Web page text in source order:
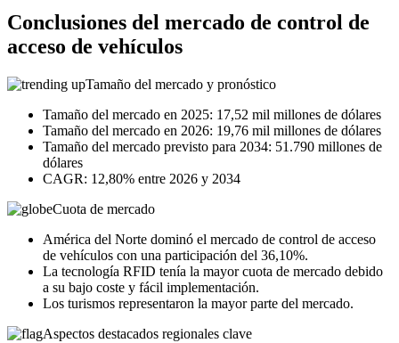
Conclusiones del mercado de control de
acceso de vehículos
Tamaño del mercado y pronóstico
Tamaño del mercado en 2025: 17,52 mil millones de dólares
Tamaño del mercado en 2026: 19,76 mil millones de dólares
Tamaño del mercado previsto para 2034: 51.790 millones de
dólares
CAGR: 12,80% entre 2026 y 2034
Cuota de mercado
América del Norte dominó el mercado de control de acceso
de vehículos con una participación del 36,10%.
La tecnología RFID tenía la mayor cuota de mercado debido
a su bajo coste y fácil implementación.
Los turismos representaron la mayor parte del mercado.
Aspectos destacados regionales clave